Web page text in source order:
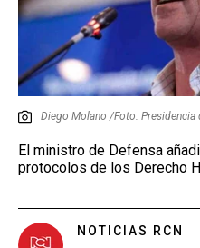
Diego Molano /Foto: Presidencia
El ministro de Defensa
protocolos de los Derecho
NOTICIAS RCN